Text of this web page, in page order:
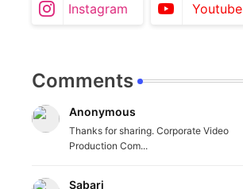
Instagram Youtube
Comments
Anonymous
Thanks for sharing. Corporate Video
Production Com...
Sabari